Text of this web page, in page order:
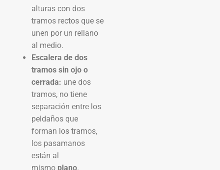
alturas con dos
tramos rectos que se
unen por un rellano
al medio.
Escalera de dos
tramos sin ojo o
cerrada: une dos
tramos, no tiene
separación entre los
peldaños que
forman los tramos,
los pasamanos
están al
mismo plano.